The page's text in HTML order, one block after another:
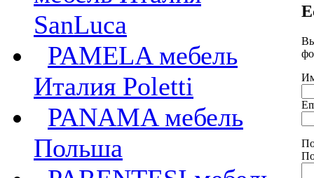
SanLuca
PAMELA мебель
Италия Poletti
PANAMA мебель
Польша